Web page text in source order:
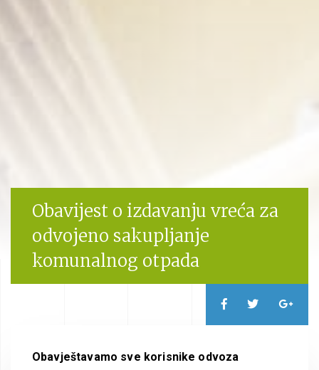
Obavijest o izdavanju vreća za
odvojeno sakupljanje
komunalnog otpada
Obavještavamo sve korisnike odvoza